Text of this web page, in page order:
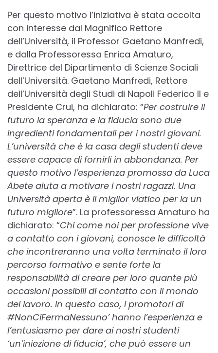
Per questo motivo l’iniziativa è stata accolta
con interesse dal Magnifico Rettore
dell’Università, il Professor Gaetano Manfredi,
e dalla Professoressa Enrica Amaturo,
Direttrice del Dipartimento di Scienze Sociali
dell’Università. Gaetano Manfredi, Rettore
dell’Università degli Studi di Napoli Federico II e
Presidente Crui, ha dichiarato: “Per costruire il
futuro la speranza e la fiducia sono due
ingredienti fondamentali per i nostri giovani.
L’università che è la casa degli studenti deve
essere capace di fornirli in abbondanza. Per
questo motivo l’esperienza promossa da Luca
Abete aiuta a motivare i nostri ragazzi. Una
Università aperta è il miglior viatico per la un
futuro migliore”. La professoressa Amaturo ha
dichiarato: “Chi come noi per professione vive
a contatto con i giovani, conosce le difficoltà
che incontreranno una volta terminato il loro
percorso formativo e sente forte la
responsabilità di creare per loro quante più
occasioni possibili di contatto con il mondo
del lavoro. In questo caso, i promotori di
#NonCiFermaNessuno’ hanno l’esperienza e
l’entusiasmo per dare ai nostri studenti
‘un’iniezione di fiducia’, che può essere un